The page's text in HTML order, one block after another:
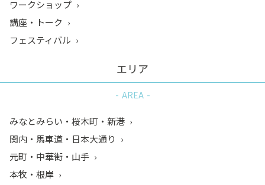
ワークショップ
講座・トーク
フェスティバル
エリア
AREA
みなとみらい・桜木町・新港
関内・馬車道・日本大通り
元町・中華街・山手
本牧・根岸